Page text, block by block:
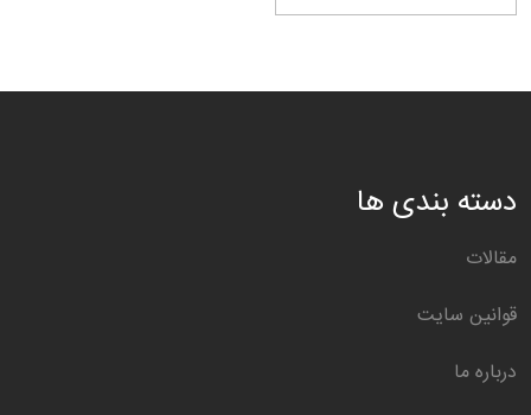
دسته بندی ها
مقالات
قوانین سایت
درباره ما